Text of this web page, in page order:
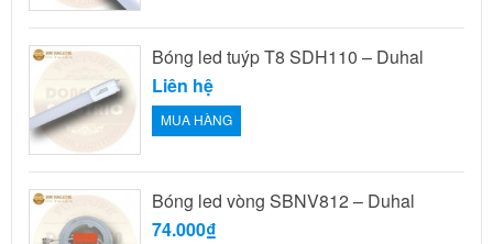
Bóng led tuýp T8 SDH110 – Duhal
Liên hệ
MUA HÀNG
Bóng led vòng SBNV812 – Duhal
74.000₫